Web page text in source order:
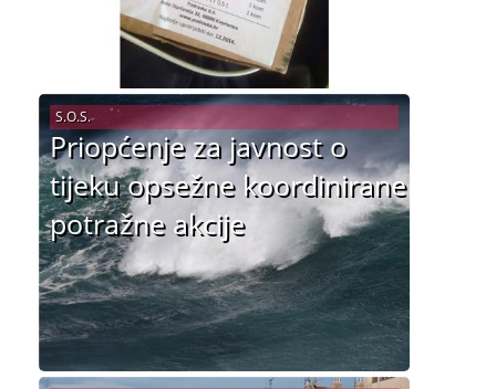
Priopćenje za javnost o
tijeku opsežne koordinirane
potražne akcije
S.O.S.